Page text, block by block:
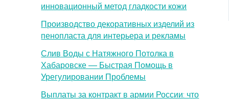
инновационный метод гладкости кожи
Производство декоративных изделий из
пенопласта для интерьера и рекламы
Слив Воды с Натяжного Потолка в
Хабаровске — Быстрая Помощь в
Урегулировании Проблемы
Выплаты за контракт в армии России: что